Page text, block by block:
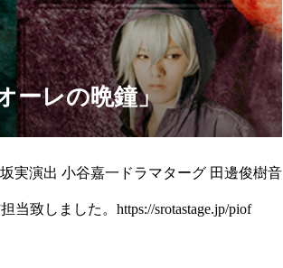
ーレの晩鐘」
実演出 小谷嘉一ドラマターグ 田邊俊樹音
当致しました。https://srotastage.jp/piof